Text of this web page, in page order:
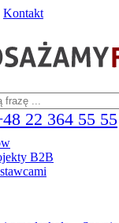
Kontakt
22 364 55 55
B2B